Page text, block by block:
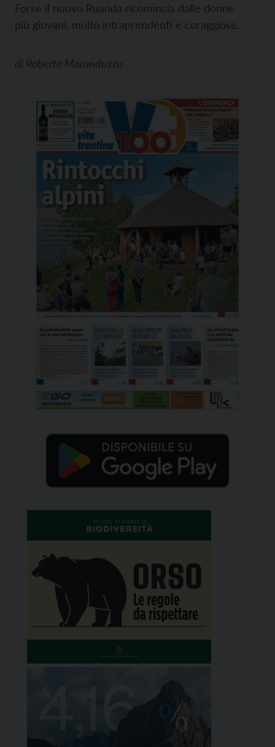
Forse il nuovo Ruanda ricomincia dalle donne
più giovani, molto intraprendenti e coraggiose.
di Roberto Moranduzzo